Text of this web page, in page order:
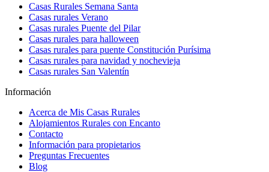
Casas Rurales Semana Santa
Casas rurales Verano
Casas rurales Puente del Pilar
Casas rurales para halloween
Casas rurales para puente Constitución Purísima
Casas rurales para navidad y nochevieja
Casas rurales San Valentín
Información
Acerca de Mis Casas Rurales
Alojamientos Rurales con Encanto
Contacto
Información para propietarios
Preguntas Frecuentes
Blog